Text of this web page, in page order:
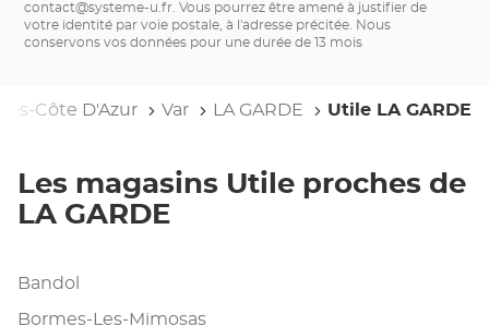
contact@systeme-u.fr . Vous pourrez être amené à justifier de
votre identité par voie postale, à l'adresse précitée. Nous
conservons vos données pour une durée de 13 mois
Côte D'Azur Var LA GARDE Utile LA GARDE
Les magasins Utile proches de
LA GARDE
Bandol
Bormes-Les-Mimosas